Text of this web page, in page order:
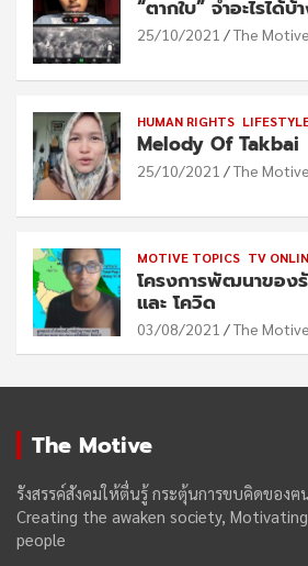
“ตากใบ” จำอะไรได้บ้
25/10/2021 The Motive
HUMAN RIGHTS
Melody Of Takbai
25/10/2021 The Motive
MOTIVE TOPICS TV
โครงการพัฒนาของ
และ โควิด
03/08/2021 The Motive
The Motive
รังสรรค์สังคมให้ตื่นรู้ กระตุ้นการขบคิดของฅ
Creating the awaken society,
people